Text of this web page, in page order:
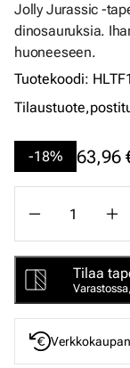
Jolly Jurassic -
dinosauruksia.
huoneeseen.
Tuotekoodi:
Tilaustuote,
-18% 63,96
Tilaa